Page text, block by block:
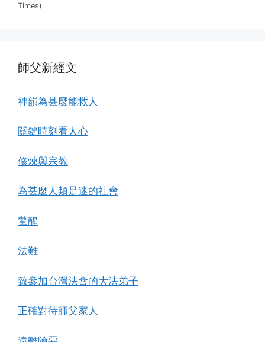
Times)
師父新經文
神韻為甚麼能救人
關鍵時刻看人心
修煉與宗教
為甚麼人類是迷的社會
驚醒
法難
致參加台灣法會的大法弟子
正確對待師父家人